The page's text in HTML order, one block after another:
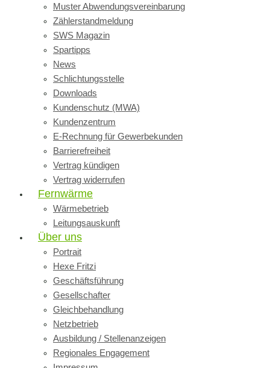
Muster Abwendungsvereinbarung
Zählerstandmeldung
SWS Magazin
Spartipps
News
Schlichtungsstelle
Downloads
Kundenschutz (MWA)
Kundenzentrum
E-Rechnung für Gewerbekunden
Barrierefreiheit
Vertrag kündigen
Vertrag widerrufen
Fernwärme
Wärmebetrieb
Leitungsauskunft
Über uns
Portrait
Hexe Fritzi
Geschäftsführung
Gesellschafter
Gleichbehandlung
Netzbetrieb
Ausbildung / Stellenanzeigen
Regionales Engagement